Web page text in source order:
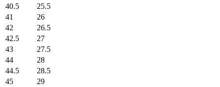
40.5
25.5
41
26
42
26.5
42.5
27
43
27.5
44
28
44.5
28.5
45
29